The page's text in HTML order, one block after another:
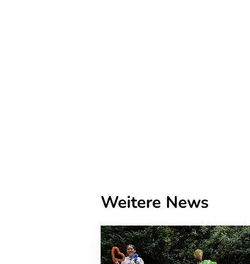
Weitere News